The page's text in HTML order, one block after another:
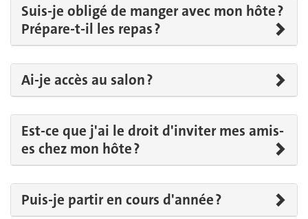
Suis-je obligé de manger avec mon hôte ?
Prépare-t-il les repas ?
Ai-je accès au salon ?
Est-ce que j'ai le droit d'inviter mes amis-
es chez mon hôte ?
Puis-je partir en cours d'année ?